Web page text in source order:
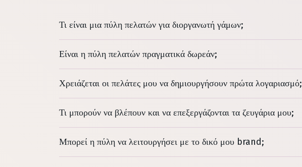
Τι είναι μια πύλη πελατών για διοργανωτή γάμων;
Είναι η πύλη πελατών πραγματικά δωρεάν;
Χρειάζεται οι πελάτες μου να δημιουργήσουν πρώτα λογαριασμό;
Τι μπορούν να βλέπουν και να επεξεργάζονται τα ζευγάρια μου;
Μπορεί η πύλη να λειτουργήσει με το δικό μου brand;